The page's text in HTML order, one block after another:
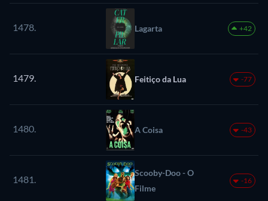
1478. Lagarta +42
1479. Feitiço da Lua -77
1480. A Coisa -43
1481.
Scooby-Doo - O
Filme
-16